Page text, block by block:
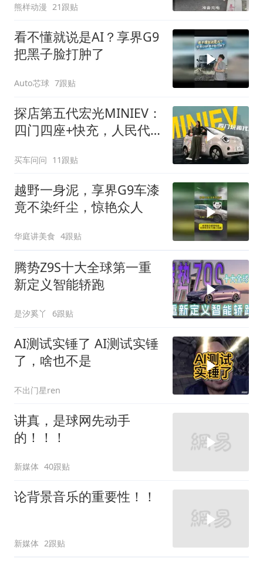
熊样动漫 21跟贴
看不懂就说是AI？享界G9
把黑子脸打肿了
Auto芯球 7跟贴
探店第五代宏光MINIEV：
四门四座+快充，人民代
买车问问 11跟贴
越野一身泥，享界G9车漆
竟不染纤尘，惊艳众人
华庭讲美食 4跟贴
腾势Z9S十大全球第一重
新定义智能轿跑
是汐奚丫 6跟贴
AI测试实锤了 AI测试实锤
了，啥也不是
不出门星ren
讲真，是球网先动手
的！！！
新媒体 40跟贴
论背景音乐的重要性！！
新媒体 2跟贴